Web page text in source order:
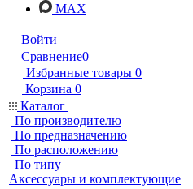
MAX
Войти
Сравнение0
Избранные товары 0
Корзина 0
Каталог
По производителю
По предназначению
По расположению
По типу
Аксессуары и комплектующие